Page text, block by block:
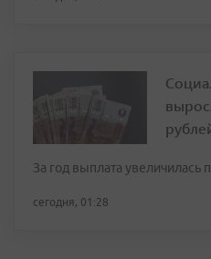
За год выплата увеличилась
сегодня, 01:28